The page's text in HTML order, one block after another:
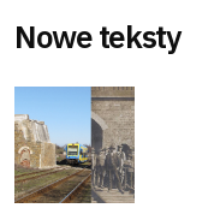
Nowe teksty